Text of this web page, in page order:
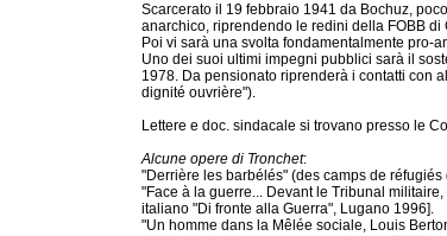
Scarcerato il 19 febbraio 1941 da Bochuz,
anarchico, riprendendo le redini della FOBB
Poi vi sarà una svolta fondamentalmente pro-
Uno dei suoi ultimi impegni pubblici sarà il
1978. Da pensionato riprenderà i contatti con
dignité ouvrière").
Lettere e doc. sindacale si trovano presso le
Alcune opere di Tronchet:
"Derrière les barbélés" (des camps de
"Face à la guerre... Devant le Tribunal
italiano "Di fronte alla Guerra", Lugano 1996].
"Un homme dans la Mêlée sociale, Louis